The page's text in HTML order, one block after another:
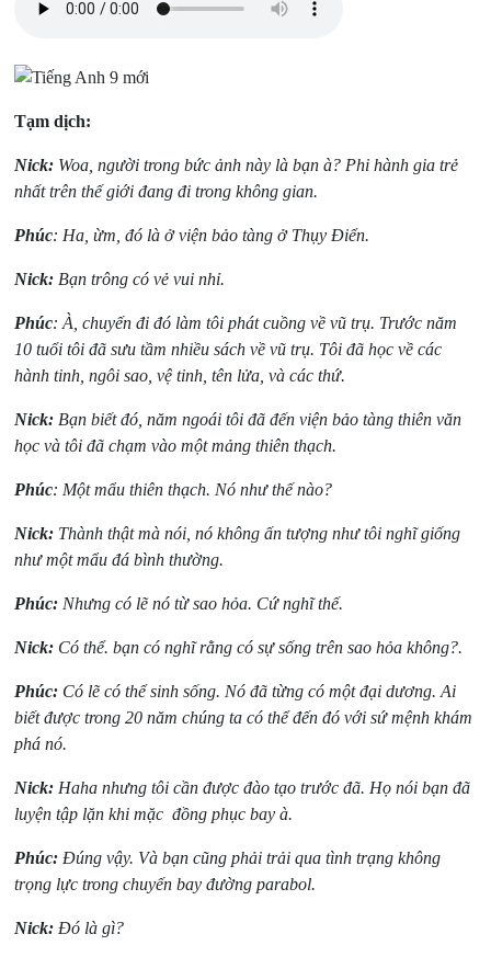
Tạm dịch:
Nick: Woa, người trong bức ảnh này là bạn à? Phi hành gia trẻ
nhất trên thế giới đang đi trong không gian.
Phúc: Ha, ừm, đó là ở viện bảo tàng ở Thụy Điển.
Nick: Bạn trông có vẻ vui nhỉ.
Phúc: À, chuyến đi đó làm tôi phát cuồng về vũ trụ. Trước năm
10 tuổi tôi đã sưu tầm nhiều sách về vũ trụ. Tôi đã học về các
hành tinh, ngôi sao, vệ tinh, tên lửa, và các thứ.
Nick: Bạn biết đó, năm ngoái tôi đã đến viện bảo tàng thiên văn
học và tôi đã chạm vào một mảng thiên thạch.
Phúc: Một mẩu thiên thạch. Nó như thế nào?
Nick: Thành thật mà nói, nó không ấn tượng như tôi nghĩ giống
như một mẩu đá bình thường.
Phúc: Nhưng có lẽ nó từ sao hỏa. Cứ nghĩ thế.
Nick: Có thể. bạn có nghĩ rằng có sự sống trên sao hỏa không?.
Phúc: Có lẽ có thể sinh sống. Nó đã từng có một đại dương. Ai
biết được trong 20 năm chúng ta có thể đến đó với sứ mệnh khám
phá nó.
Nick: Haha nhưng tôi cần được đào tạo trước đã. Họ nói bạn đã
luyện tập lặn khi mặc đồng phục bay à.
Phúc: Đúng vậy. Và bạn cũng phải trải qua tình trạng không
trọng lực trong chuyến bay đường parabol.
Nick: Đó là gì?